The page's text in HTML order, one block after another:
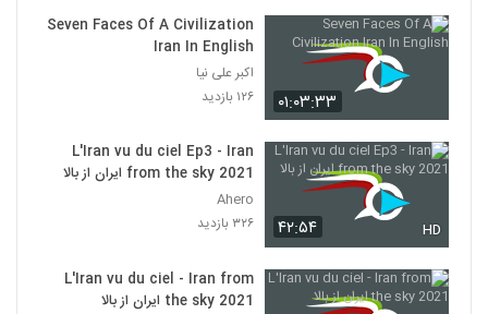
۰۱:۰۳:۳۳
Seven Faces Of A Civilization
Iran In English
اکبر علی نیا
۱۲۶ بازدید
۴۲:۵۴ HD
L'Iran vu du ciel Ep3 - Iran
from the sky 2021 ایران از بالا
Ahero
۳۲۶ بازدید
L'Iran vu du ciel - Iran from
the sky 2021 ایران از بالا